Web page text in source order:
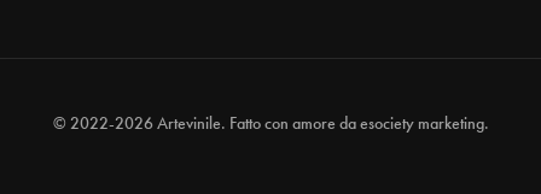
© 2022-2026 Artevinile. Fatto con amore daesociety marketing.